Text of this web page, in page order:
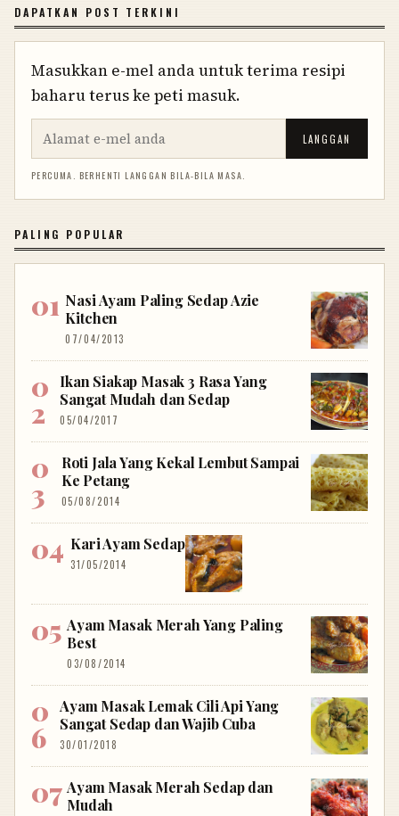
DAPATKAN POST TERKINI
Masukkan e-mel anda untuk terima resipi
baharu terus ke peti masuk.
LANGGAN
PERCUMA. BERHENTI LANGGAN BILA-BILA MASA.
PALING POPULAR
Nasi Ayam Paling Sedap Azie
Kitchen
07/04/2013
Ikan Siakap Masak 3 Rasa Yang
Sangat Mudah dan Sedap
05/04/2017
Roti Jala Yang Kekal Lembut Sampai
Ke Petang
05/08/2014
Kari Ayam Sedap
31/05/2014
Ayam Masak Merah Yang Paling
Best
03/08/2014
Ayam Masak Lemak Cili Api Yang
Sangat Sedap dan Wajib Cuba
30/01/2018
Ayam Masak Merah Sedap dan
Mudah